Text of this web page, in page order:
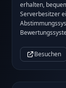
erhalten,
Serverbesitzer
Besuchen